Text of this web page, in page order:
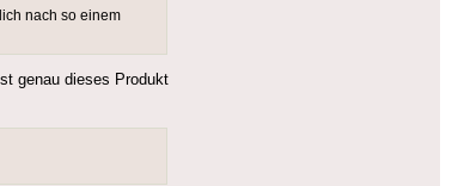
nach so einem
genau dieses Produkt